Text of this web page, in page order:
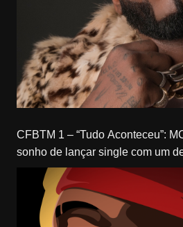
CFBTM 1 – “Tudo Aconteceu”: MC Du Black realiza
sonho de lançar single com um